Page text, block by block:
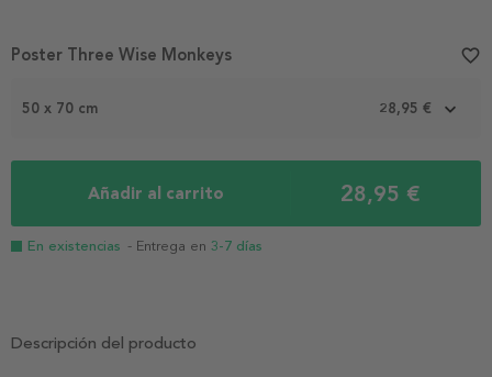
Item
50 x 70 cm 28,95 €
Añadir al carrito 28,95 €
En existencias - Entrega en 3-7 días
Poster Three Wise Monkeys favorite_border
Descripción del producto